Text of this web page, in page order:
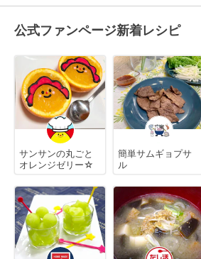
公式ファンページ新着レシピ
サンサンの丸ごと
オレンジゼリー☆
簡単サムギョプサ
ル